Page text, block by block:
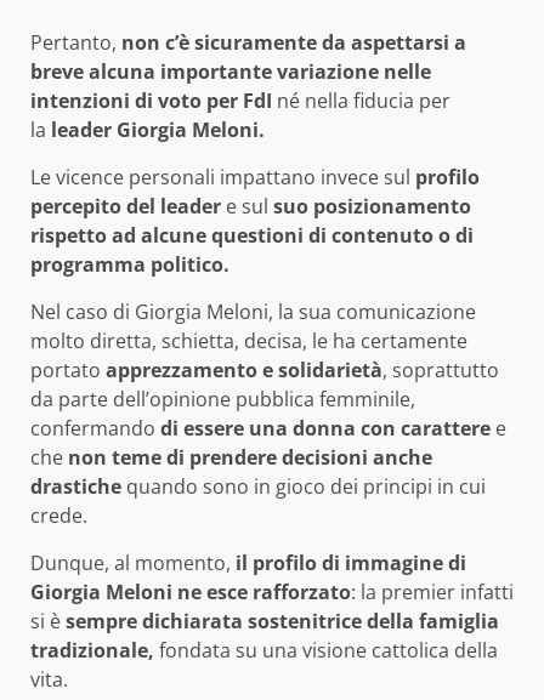
Pertanto, non c’è sicuramente da aspettarsi a
breve alcuna importante variazione nelle
intenzioni di voto per FdI né nella fiducia per
la leader Giorgia Meloni.
Le vicence personali impattano invece sul profilo
percepito del leader e sul suo posizionamento
rispetto ad alcune questioni di contenuto o di
programma politico.
Nel caso di Giorgia Meloni, la sua comunicazione
molto diretta, schietta, decisa, le ha certamente
portato apprezzamento e solidarietà, soprattutto
da parte dell’opinione pubblica femminile,
confermando di essere una donna con carattere e
che non teme di prendere decisioni anche
drastiche quando sono in gioco dei principi in cui
crede.
Dunque, al momento, il profilo di immagine di
Giorgia Meloni ne esce rafforzato: la premier infatti
si èsempre dichiarata sostenitrice della famiglia
tradizionale, fondata su una visione cattolica della
vita.